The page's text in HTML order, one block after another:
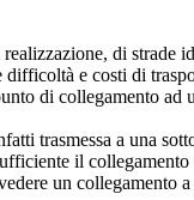
di strade
e costi di
di collegamento
trasmessa a una
il
un